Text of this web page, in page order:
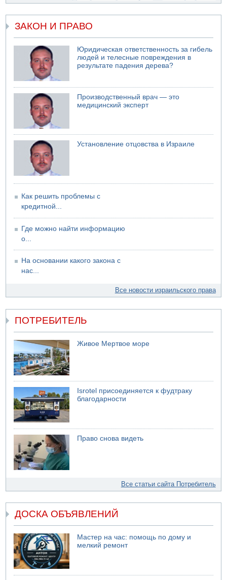
свадьбу
Саудовская Аравия опасается нападения хуситов и
иракских ополченцев
07.08.2026 08:29
В Бат-Яме утонул мужчина
07.08.2026 08:29
Стрельба в школе Таиланда
07.08.2026 06:47
Недалеко от Бейт-Шемеша погиб велосипедист
07.08.2026 06:24
Саудовская Аравия сообщает о нападении хуситов
ЗАКОН И ПРАВО
Юридическая ответственность за гибель
людей и телесные повреждения в
результате падения дерева?
Производственный врач — это
медицинский эксперт
Установление отцовства в Израиле
Как решить проблемы с
кредитной...
Где можно найти информацию
о...
На основании какого закона с
нас...
Все новости израильского права
ПОТРЕБИТЕЛЬ
Живое Мертвое море
Isrotel присоединяется к фудтраку
благодарности
Право снова видеть
Все статьи сайта Потребитель
ДОСКА ОБЪЯВЛЕНИЙ
Мастер на час: помощь по дому и
мелкий ремонт